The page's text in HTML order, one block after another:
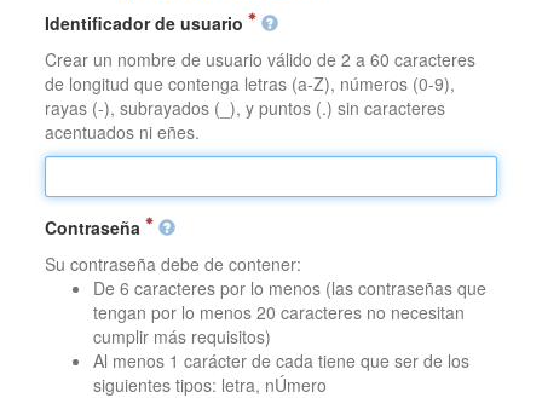
Identificador de usuario
Crear un nombre de usuario válido de 2 a 60 caracteres
de longitud que contenga letras (a-Z), números (0-9),
rayas (-), subrayados (_), y puntos (.) sin caracteres
acentuados ni eñes.
Contraseña
Su contraseña debe de contener:
De 6 caracteres por lo menos (las contraseñas que
tengan por lo menos 20 caracteres no necesitan
cumplir más requisitos)
Al menos 1 carácter de cada tiene que ser de los
siguientes tipos: letra, nÚmero